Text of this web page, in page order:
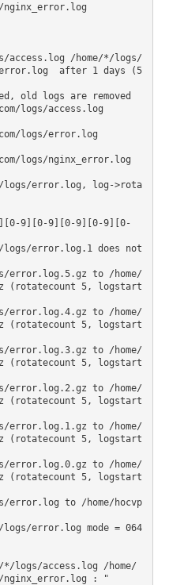
access.log /home/*/logs/
after 1 days (5
old logs are removed
logs/access.log
logs/error.log
logs/nginx_error.log
logs/error.log, log->rota
9][0-9][0-9][0-9][0-
logs/error.log.1 does not
error.log.5.gz to /home/
(rotatecount 5, logstart
error.log.4.gz to /home/
(rotatecount 5, logstart
error.log.3.gz to /home/
(rotatecount 5, logstart
error.log.2.gz to /home/
(rotatecount 5, logstart
error.log.1.gz to /home/
(rotatecount 5, logstart
error.log.0.gz to /home/
(rotatecount 5, logstart
error.log to /home/hocvp
logs/error.log mode = 064
logs/access.log /home/
nginx_error.log : "